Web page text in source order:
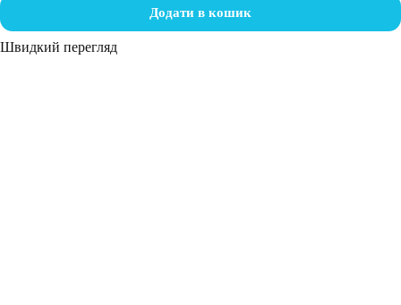
Додати в кошик
Швидкий перегляд